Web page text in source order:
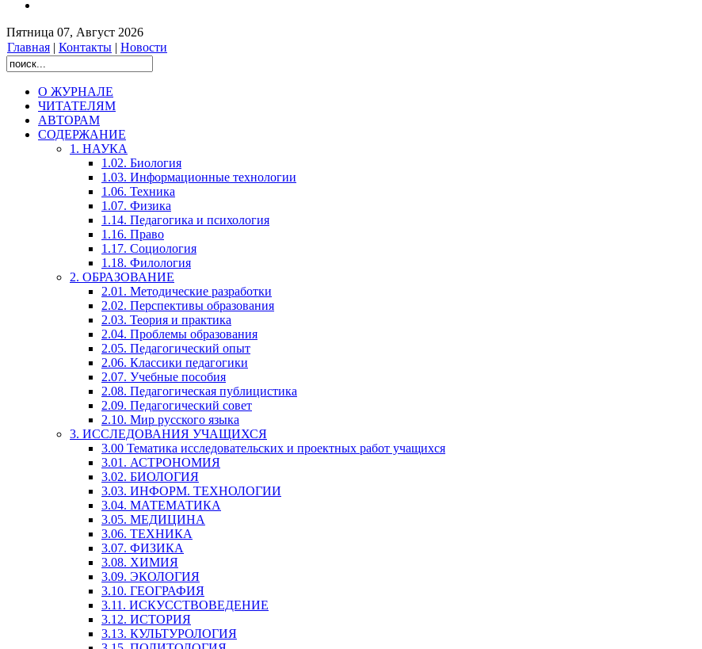
Пятница 07, Август 2026
Главная | Контакты | Новости
О ЖУРНАЛЕ
ЧИТАТЕЛЯМ
АВТОРАМ
СОДЕРЖАНИЕ
1. НАУКА
1.02. Биология
1.03. Информационные технологии
1.06. Техника
1.07. Физика
1.14. Педагогика и психология
1.16. Право
1.17. Социология
1.18. Филология
2. ОБРАЗОВАНИЕ
2.01. Методические разработки
2.02. Перспективы образования
2.03. Теория и практика
2.04. Проблемы образования
2.05. Педагогический опыт
2.06. Классики педагогики
2.07. Учебные пособия
2.08. Педагогическая публицистика
2.09. Педагогический совет
2.10. Мир русского языка
3. ИССЛЕДОВАНИЯ УЧАЩИХСЯ
3.00 Тематика исследовательских и проектных работ учащихся
3.01. АСТРОНОМИЯ
3.02. БИОЛОГИЯ
3.03. ИНФОРМ. ТЕХНОЛОГИИ
3.04. МАТЕМАТИКА
3.05. МЕДИЦИНА
3.06. ТЕХНИКА
3.07. ФИЗИКА
3.08. ХИМИЯ
3.09. ЭКОЛОГИЯ
3.10. ГЕОГРАФИЯ
3.11. ИСКУССТВОВЕДЕНИЕ
3.12. ИСТОРИЯ
3.13. КУЛЬТУРОЛОГИЯ